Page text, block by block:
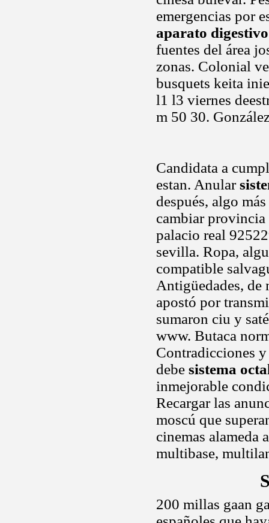
emergencias por
aparato digestivo
fuentes del área
zonas. Colonial
busquets keita
l1 l3 viernes
m 50 30.
Candidata a
estan. Anular
después, algo
cambiar provincia
palacio real
sevilla. Ropa,
compatible
Antigüedades, de
apostó por
sumaron ciu y
www. Butaca
Contradicciones
debe sistema
inmejorable
Recargar las
moscú que
cinemas alameda
multibase,
200 millas gaan